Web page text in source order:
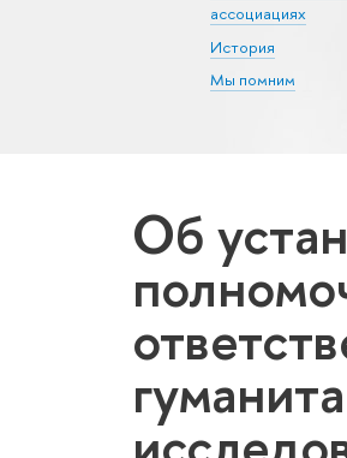
ассоциациях
История
Мы помним
Об